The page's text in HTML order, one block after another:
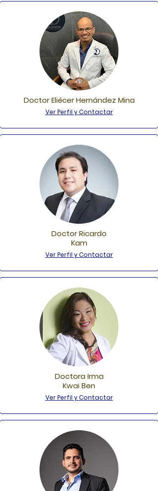
Doctor Eliécer Hernández Mina
Ver Perfil y Contactar
Doctor Ricardo
Kam
Ver Perfil y Contactar
Doctora Irma
Kwai Ben
Ver Perfil y Contactar